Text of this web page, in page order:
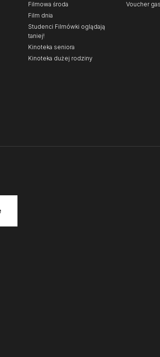
Filmowa środa
Film dnia
Studenci Filmówki oglądają
taniej!
Kinoteka seniora
Kinoteka dużej rodziny
Voucher